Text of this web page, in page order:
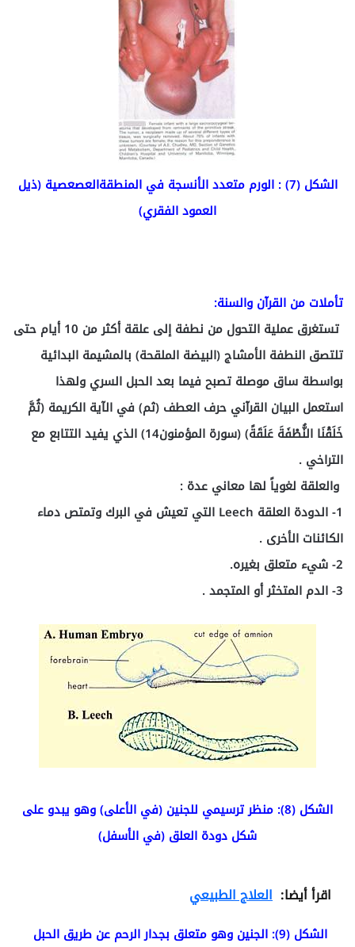
الشكل (7) : الورم متعدد الأنسجة في المنطقةالعصعصية (ذيل
العمود الفقري)
تأملات من القرآن والسنة:
تستغرق عملية التحول من نطفة إلى علقة أكثر من 10 أيام حتى
تلتصق النطفة الأمشاج (البيضة الملقحة) بالمشيمة البدائية
بواسطة ساق موصلة تصبح فيما بعد الحبل السري ولهذا
استعمل البيان القرآني حرف العطف (ثم) في الآية الكريمة (ثُمَّ
خَلَقْنَا النُّطْفَةَ عَلَقَةً) (سورة المؤمنون14) الذي يفيد التتابع مع
التراخي .
والعلقة لغوياً لها معاني عدة :
1- الدودة العلقة Leech التي تعيش في البرك وتمتص دماء
الكائنات الأخرى .
2- شيء متعلق بغيره.
3- الدم المتخثر أو المتجمد .
الشكل (8): منظر ترسيمي للجنين (في الأعلى) وهو يبدو على
شكل دودة العلق (في الأسفل)
اقرأ أيضا: العلاج الطبيعي
الشكل (9): الجنين وهو متعلق بجدار الرحم عن طريق الحبل